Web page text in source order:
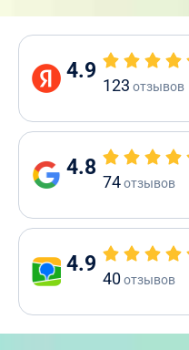
4.9
123 отзывов
4.8
74отзывов
4.9
40отзывов